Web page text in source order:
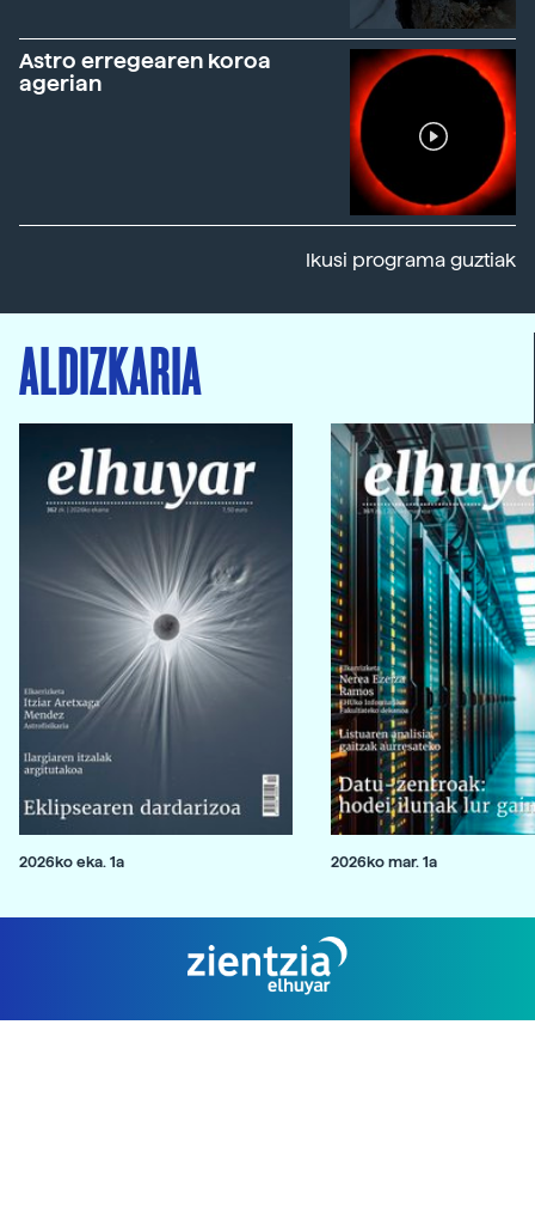
Astro erregearen koroa
agerian
Ikusi programa guztiak
ALDIZKARIA
2026ko eka. 1a 2026ko mar. 1a